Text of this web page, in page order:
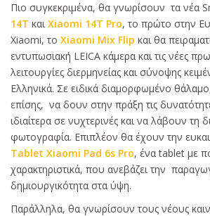
Πιο συγκεκριμένα, θα γνωρίσουν τα νέα
14T καιXiaomi 14T Pro, το πρώτο στην
Xiaomi, το Xiaomi Mix Flip και θα
εντυπωσιακή LEICA κάμερα και τις νέες
λειτουργίες διερμηνείας και σύνοψης
Ελληνικά. Σε ειδικά διαμορφωμένο
επίσης, να δουν στην πράξη τις
ιδιαίτερα σε νυχτερινές και να λάβουν τη
φωτογραφία. Επιπλέον θα έχουν την
Tablet Xiaomi Pad 6s Pro, ένα tablet με
χαρακτηριστικά, που ανεβάζει την
δημιουργικότητα στα ύψη.
Παράλληλα, θα γνωρίσουν τους νέους